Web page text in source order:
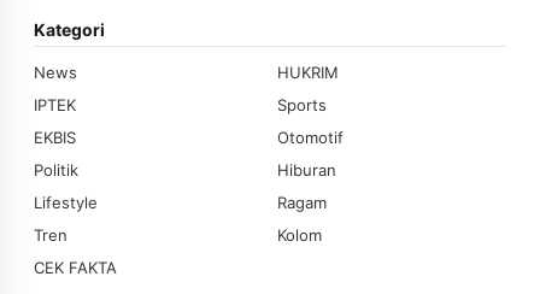
Kategori
News
HUKRIM
IPTEK
Sports
EKBIS
Otomotif
Politik
Hiburan
Lifestyle
Ragam
Tren
Kolom
CEK FAKTA